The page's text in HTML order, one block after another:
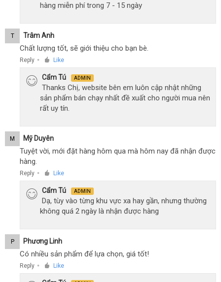
hàng miễn phí trong 7 - 15 ngày
T Trâm Anh
Chất lượng tốt, sẽ giới thiệu cho bạn bè.
Reply ● Like
Cẩm Tú ADMIN
Thanks Chị, website bên em luôn cập nhật những
sản phẩm bán chạy nhất đề xuất cho người mua nên
rất uy tín.
M Mỹ Duyên
Tuyệt vời, mới đặt hàng hôm qua mà hôm nay đã nhận được
hàng.
Reply ● Like
Cẩm Tú ADMIN
Dạ, tùy vào từng khu vực xa hay gần, nhưng thường
không quá 2 ngày là nhận được hàng
P Phương Linh
Có nhiều sản phẩm để lựa chọn, giá tốt!
Reply ● Like